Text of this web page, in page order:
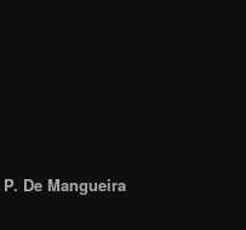
De Mangueira